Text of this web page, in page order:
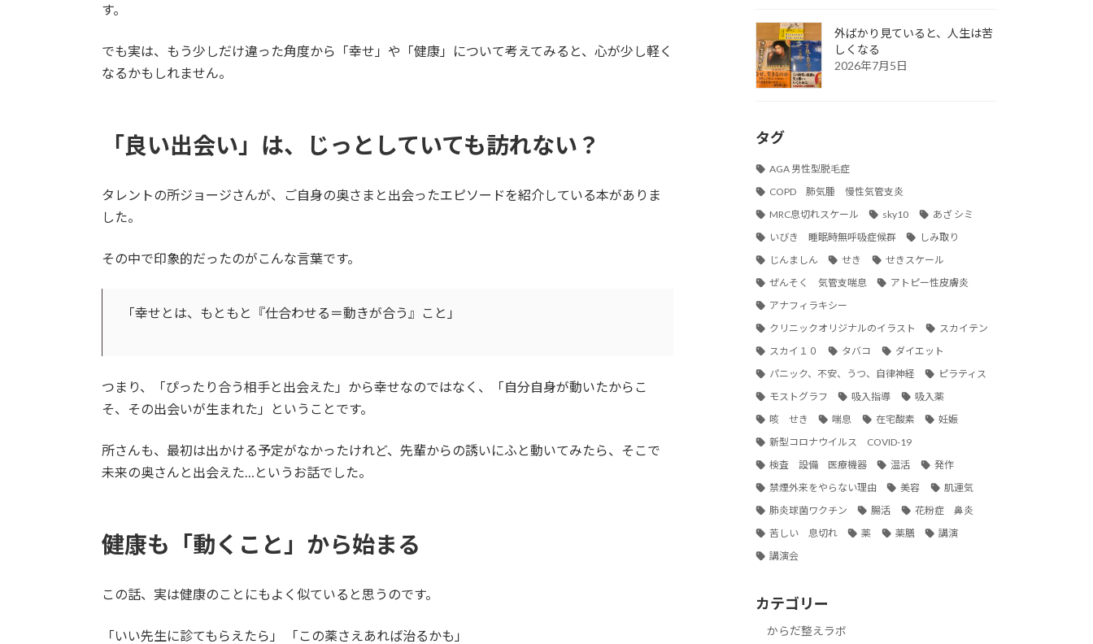
す。
でも実は、もう少しだけ違った角度から「幸せ」や「健康」について考えてみると、心が少し軽く
なるかもしれません。
「良い出会い」は、じっとしていても訪れない？
タレントの所ジョージさんが、ご自身の奥さまと出会ったエピソードを紹介している本がありま
した。
その中で印象的だったのがこんな言葉です。
「幸せとは、もともと『仕合わせる＝動きが合う』こと」
つまり、「ぴったり合う相手と出会えた」から幸せなのではなく、「自分自身が動いたからこ
そ、その出会いが生まれた」ということです。
所さんも、最初は出かける予定がなかったけれど、先輩からの誘いにふと動いてみたら、そこで
未来の奥さんと出会えた…というお話でした。
健康も「動くこと」から始まる
この話、実は健康のことにもよく似ていると思うのです。
「いい先生に診てもらえたら」 「この薬さえあれば治るかも」
外ばかり見ていると、人生は苦
しくなる
2026年7月5日
タグ
AGA 男性型脱毛症
COPD 肺気腫 慢性気管支炎
MRC息切れスケール
sky10
あざ シミ
いびき 睡眠時無呼吸症候群
しみ取り
じんましん
せき
せきスケール
ぜんそく 気管支喘息
アトピー性皮膚炎
アナフィラキシー
クリニックオリジナルのイラスト
スカイテン
スカイ１０
タバコ
ダイエット
パニック、不安、うつ、自律神経
ピラティス
モストグラフ
吸入指導
吸入薬
咳 せき
喘息 在宅酸素
妊娠
新型コロナウイルス COVID-19
検査 設備 医療機器
温活
発作
禁煙外来をやらない理由
美容
肌運気
肺炎球菌ワクチン
腸活
花粉症 鼻炎
苦しい 息切れ
薬 薬膳
講演
講演会
カテゴリー
からだ整えラボ